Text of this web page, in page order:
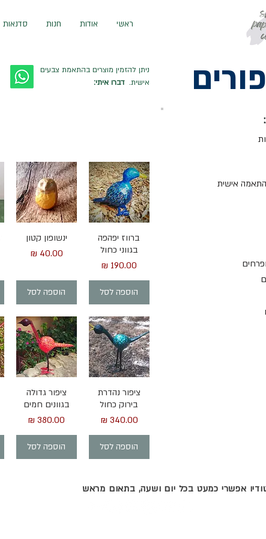
ראשי אודות חנות סדנאות
תצוגה מהירה
ברווז יפהפה
בגווני כחול
מחיר
הוספה לסל
תצוגה מהירה
ינשופון קטון
מחיר
הוספה לסל
תצוגה מהירה
ציפור נהדרת
בירוק כחול
מחיר
הוספה לסל
תצוגה מהירה
ציפור גדולה
בגוונים חמים
מחיר
הוספה לסל
ניתן להזמין מוצרים בהתאמת צבעים
אישית.דברו איתי:
אישית
אפשרי כמעט בכל יום ושעה, בתאום מראש